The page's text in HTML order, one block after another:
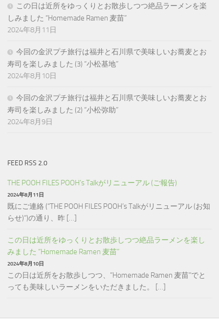
この日は近所をゆっくりとお散歩しつつ絶品ラーメンを楽
しみました “Homemade Ramen 麦苗”
2024年8月11日
今回の金沢プチ旅行は福井と石川県で美味しいお蕎麦とお
寿司を楽しみました (3) “小松基地”
2024年8月10日
今回の金沢プチ旅行は福井と石川県で美味しいお蕎麦とお
寿司を楽しみました (2) “小松弥助”
2024年8月9日
FEED RSS 2.0
THE POOH FILES POOH’s Talkがリニューアル (ご報告)
2024年8月11日
既にご連絡 (“THE POOH FILES POOH’s Talkがリニューアル (お知
らせ)“)の通り、昨 […]
この日は近所をゆっくりとお散歩しつつ絶品ラーメンを楽し
みました “Homemade Ramen 麦苗”
2024年8月10日
この日は近所をお散歩しつつ、”Homemade Ramen 麦苗”でと
っても美味しいラーメンをいただきました。 […]